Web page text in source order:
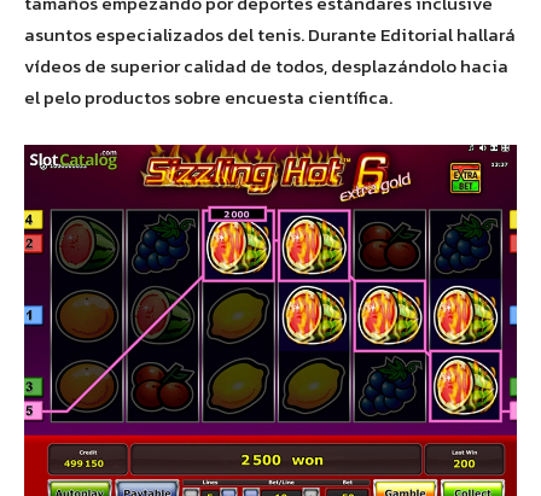
asuntos especializados del tenis. Durante Editorial hallará
vídeos de superior calidad de todos, desplazándolo hacia
el pelo productos sobre encuesta científica.